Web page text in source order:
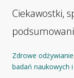
Ciekawostki,
Zdrowe
badań naukowych